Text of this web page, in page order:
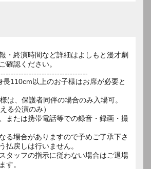
・終演時間など詳細はよしもと漫才劇
確認ください。
110cm以上のお子様はお席が必要と
は、保護者同伴の場合のみ入場可。
る公演のみ）
または携帯電話等での録音・録画・撮
る場合がありますので予めご了承下さ
払戻しは行いません。
タッフの指示に従わない場合はご退場
す。